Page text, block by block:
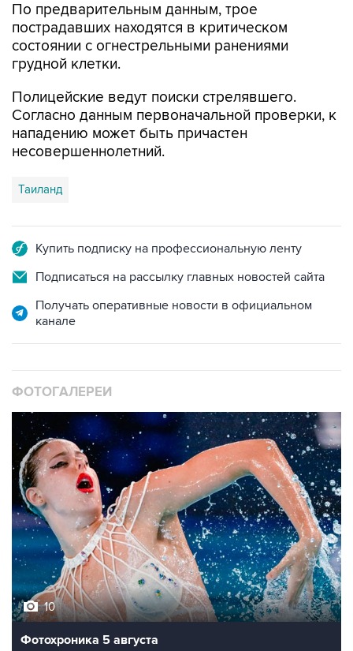
По предварительным данным, трое
пострадавших находятся в критическом
состоянии с огнестрельными ранениями
грудной клетки.
Полицейские ведут поиски стрелявшего.
Согласно данным первоначальной проверки, к
нападению может быть причастен
несовершеннолетний.
Таиланд
Купить подписку на профессиональную ленту
Подписаться на рассылку главных новостей сайта
Получать оперативные новости в официальном
канале
ФОТОГАЛЕРЕИ
10
Фотохроника 5 августа